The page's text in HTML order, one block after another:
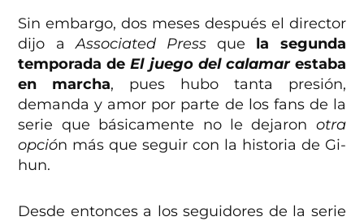
Sin embargo, dos meses después el director
dijo aAssociated Press que la segunda
temporada deEl juego del calamarestaba
en marcha, pues hubo tanta presión,
demanda y amor por parte de los fans de la
serie que básicamente no le dejaron otra
opción más que seguir con la historia de Gi-
hun.
Desde entonces a los seguidores de la serie